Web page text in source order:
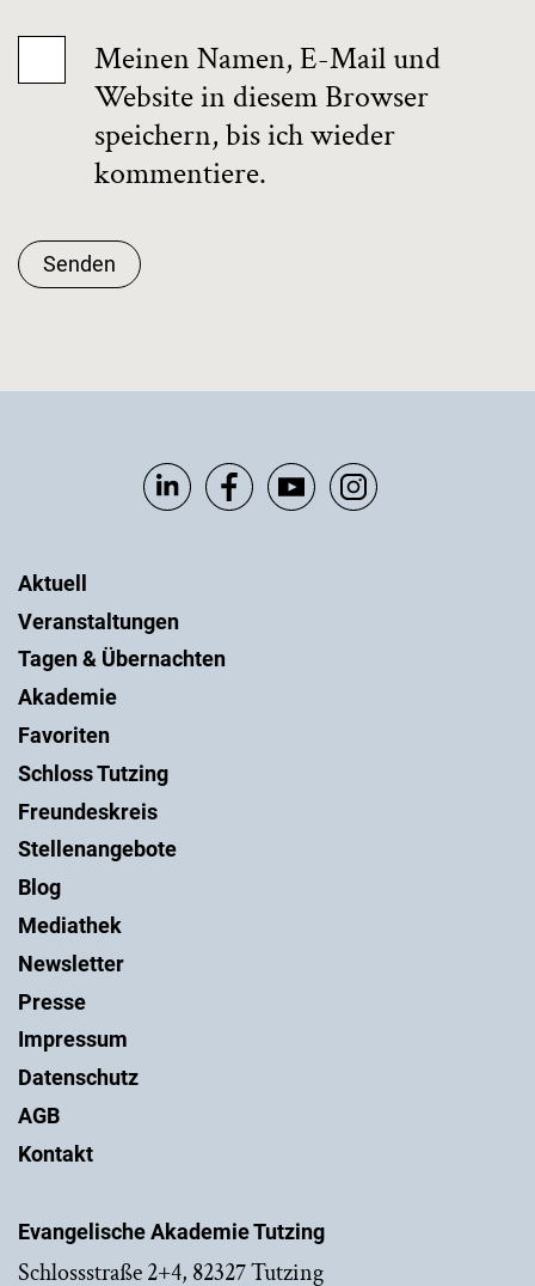
Meinen Namen, E-Mail und
Website in diesem Browser
speichern, bis ich wieder
kommentiere.
Senden
Evangelische Akademie Tutzing
Schlossstraße 2+4, 82327 Tutzing
Aktuell
Veranstaltungen
Tagen & Übernachten
Akademie
Favoriten
Schloss Tutzing
Freundeskreis
Stellenangebote
Blog
Mediathek
Newsletter
Presse
Impressum
Datenschutz
AGB
Kontakt